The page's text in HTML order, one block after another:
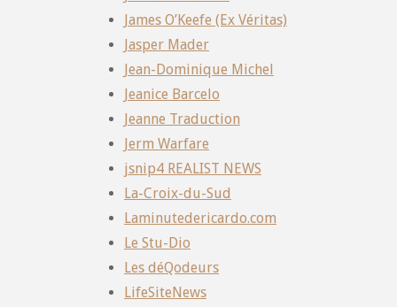
James O’Keefe (Ex Véritas)
Jasper Mader
Jean-Dominique Michel
Jeanice Barcelo
Jeanne Traduction
Jerm Warfare
jsnip4 REALIST NEWS
La-Croix-du-Sud
Laminutedericardo.com
Le Stu-Dio
Les déQodeurs
LifeSiteNews